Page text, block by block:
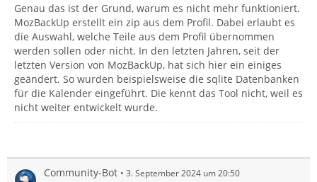
Genau das ist der Grund, warum es nicht mehr funktioniert.
MozBackUp erstellt ein zip aus dem Profil. Dabei erlaubt es
die Auswahl, welche Teile aus dem Profil übernommen
werden sollen oder nicht. In den letzten Jahren, seit der
letzten Version von MozBackUp, hat sich hier ein einiges
geändert. So wurden beispielsweise die sqlite Datenbanken
für die Kalender eingeführt. Die kennt das Tool nicht, weil es
nicht weiter entwickelt wurde.
Community-Bot 3. September 2024 um 20:50